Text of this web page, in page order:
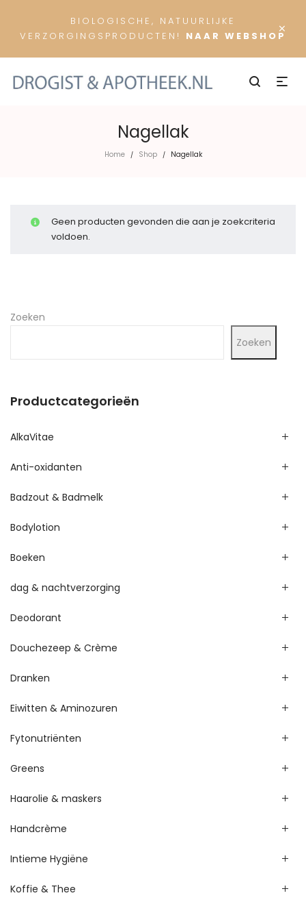
×
BIOLOGISCHE, NATUURLIJKE
VERZORGINGSPRODUCTEN! NAAR WEBSHOP
Nagellak
Home / Shop / Nagellak
Geen producten gevonden die aan je zoekcriteria
voldoen.
Zoeken
Zoeken
Productcategorieën
AlkaVitae
Anti-oxidanten
Badzout & Badmelk
Bodylotion
Boeken
dag & nachtverzorging
Deodorant
Douchezeep & Crème
Dranken
Eiwitten & Aminozuren
Fytonutriënten
Greens
Haarolie & maskers
Handcrème
Intieme Hygiëne
Koffie & Thee